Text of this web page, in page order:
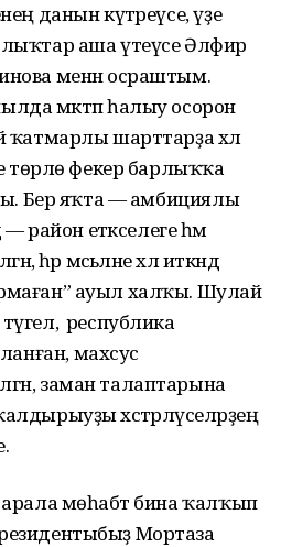
данын күтәреүсе, үҙе
аша үтеүсе Әлфирә
менән осраштым.
мәктәп һалыу осорон
ҡатмарлы шарттарҙа хәл
төрлө фекер барлыҡҡа
Бер яҡта — амбициялы
— район етәкселеге һәм
һәр мәсьәләне хәл иткәндә
ауыл халҡы. Шулай
ә республика
махсус
заман талаптарына
хәстәрләүселәрҙең
мөһабәт бина ҡалҡып
Мортаза